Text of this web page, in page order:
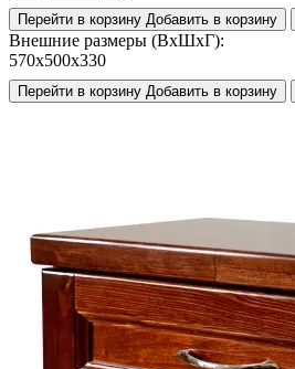
Перейти в корзину Добавить в корзину
Внешние размеры (ВхШхГ):
570x500x330
Перейти в корзину Добавить в корзину